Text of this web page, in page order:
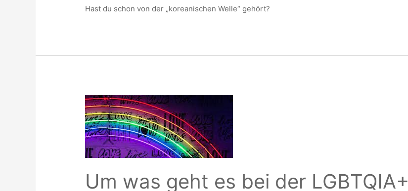
Hast du schon von der „koreanischen Welle“ gehört?
Um was geht es bei der LGBTQIA+